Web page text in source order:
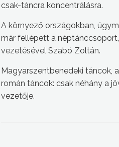
csak-táncra koncentrálásra.
A környező országokban,
már fellépett a
vezetésével Szabó Zoltán.
Magyarszentbenedeki táncok,
román táncok: csak néhány a
vezetője.